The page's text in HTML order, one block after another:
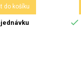
do košíku
